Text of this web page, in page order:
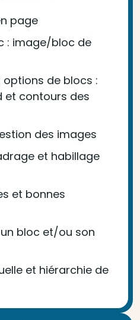
page
: image/bloc de
options de blocs :
et contours des
des images
et habillage
et bonnes
bloc et/ou son
et hiérarchie de